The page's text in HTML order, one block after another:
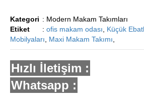
Kategori : Modern Makam Takımları
Etiket
: ofis makam odası Küçük
Mobilyaları
Maxi Makam Takımı
Hızlı İletişim :
Whatsapp :